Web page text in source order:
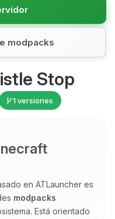
modpacks
Stop
1 versiones
en ATLauncher es
modpacks
Está orientado